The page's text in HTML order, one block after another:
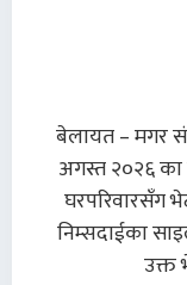
बेलायत – मगर
अगस्त २०२६ का
घरपरिवारसँग
निम्सदाईका
उक्त